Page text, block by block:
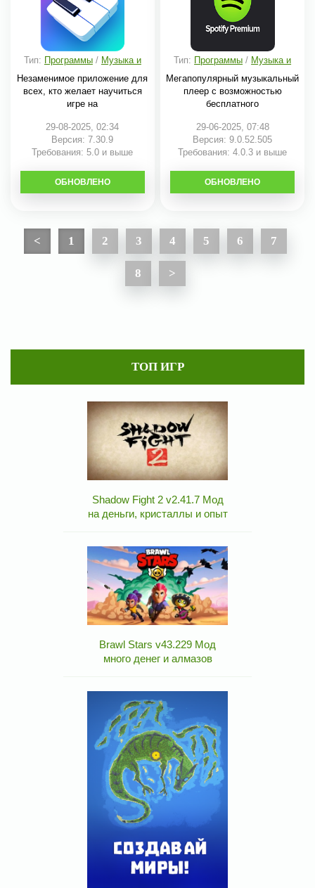
Тип: Программы/ Музыка и
Незаменимое приложение для
всех, кто желает научиться
игре на
29-08-2025, 02:34
Версия: 7.30.9
Требования: 5.0 и выше
СКАЧАТЬ
ОБНОВЛЕНО
Тип: Программы / Музыка и
Мегапопулярный музыкальный
плеер с возможностью
бесплатного
29-06-2025, 07:48
Версия: 9.0.52.505
Требования: 4.0.3 и выше
СКАЧАТЬ
ОБНОВЛЕНО
< 1 2 3 4 5 6 7
8 >
ТОП ИГР
Shadow Fight 2 v2.41.7 Мод
на деньги, кристаллы и опыт
Brawl Stars v43.229 Мод
много денег и алмазов